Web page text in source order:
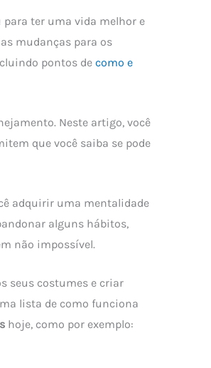
para ter uma vida melhor e
mudanças para os
pontos de como e
Neste artigo, você
que você saiba se pode
adquirir uma mentalidade
alguns hábitos,
não impossível.
seus costumes e criar
lista de como funciona
hoje, como por exemplo: